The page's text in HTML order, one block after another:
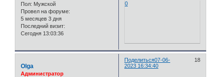
Пол: Мужской
Провел на форуме:
5 месяцев 3 дня
Последний визит:
Сегодня 13:03:36
0
Поделиться 18
07-06-
2023 16:34:40
Olga
Администратор